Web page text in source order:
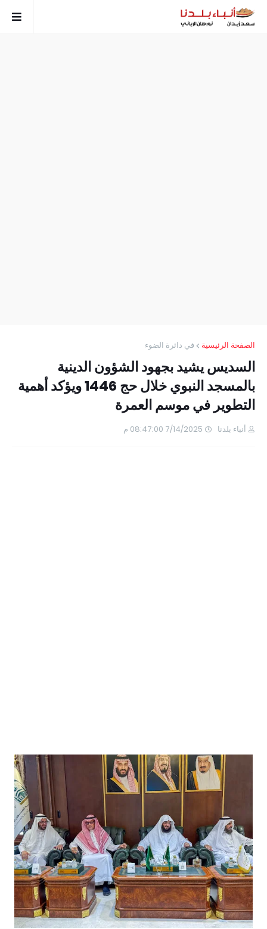
الصفحة الرئيسية في دائرة الضوء
السديس يشيد بجهود الشؤون الدينية
بالمسجد النبوي خلال حج 1446 ويؤكد أهمية
التطوير في موسم العمرة
أنباء بلدنا 7/14/2025 08:47:00 م